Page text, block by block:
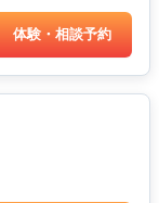
体験・相談予約